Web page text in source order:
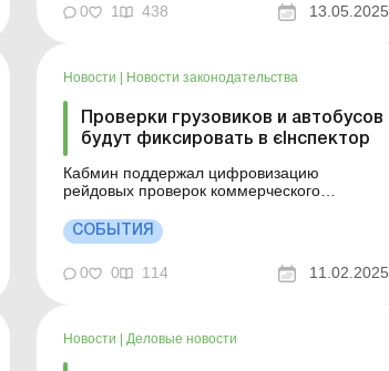
0 1 438 13.05.2025
Новости | Новости законодательства
Проверки грузовиков и автобусов
будут фиксировать в єІнспектор
Кабмин поддержал цифровизацию
рейдовых проверок коммерческого
Соответствующие проверки выполняются
инспекторами Государственной службы по
безопасности на транспорте. Речь идет о
запуске проекта єІнспектор. Содержание
СОБЫТИЯ
0 0 114 11.02.2025
Новости Деловые новости